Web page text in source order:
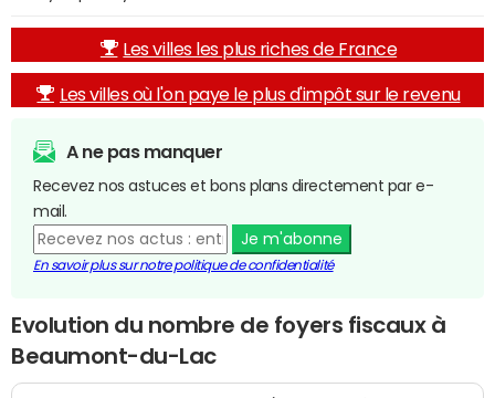
Les villes les plus riches de France
Les villes où l'on paye le plus d'impôt sur le revenu
A ne pas manquer
Recevez nos astuces et bons plans directement par e-
mail.
Je m'abonne
En savoir plus sur notre politique de confidentialité
Evolution du nombre de foyers fiscaux à
Beaumont-du-Lac